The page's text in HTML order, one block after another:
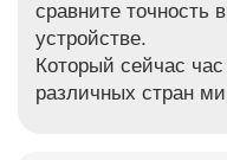
сравните точность
устройстве.
Который сейчас
различных стран